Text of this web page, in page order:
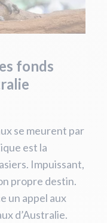
fonds
se meurent par
est la
Impuissant,
propre destin.
un appel aux
d’Australie.